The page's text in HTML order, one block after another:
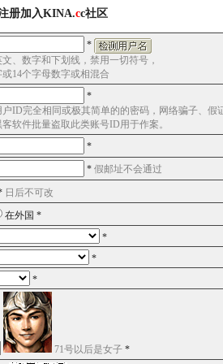
册加入KINA.cc社区
*
、数字和下划线，禁用一切符号，
14个字母数字或相混合
*
ID完全相同或极其简单的的密码，网络骗子、假
软件批量盗取此类账号ID用于作案。
*
* 假邮址不会通过
日后不可改
在外国 *
*
*
*
71号以后是女子 *